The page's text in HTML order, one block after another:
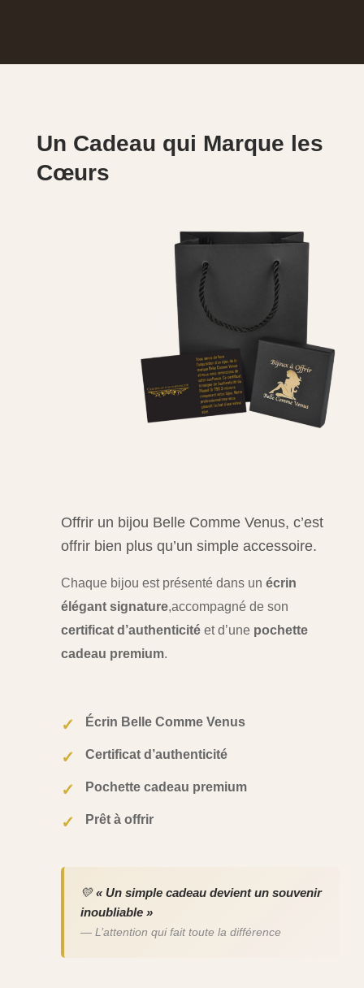
Un Cadeau qui Marque les
Cœurs
Offrir un bijou Belle Comme Venus, c’est
offrir bien plus qu’un simple accessoire.
Chaque bijou est présenté dans un écrin
élégant signature,accompagné de son
certificat d’authenticitéet d’une pochette
cadeau premium.
✓ Écrin Belle Comme Venus
✓ Certificat d’authenticité
✓ Pochette cadeau premium
✓ Prêt à offrir
💛« Un simple cadeau devient un souvenir
inoubliable »
— L’attention qui fait toute la différence